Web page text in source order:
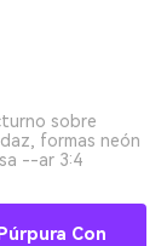
sobre
formas neón
--ar 3:4
Con